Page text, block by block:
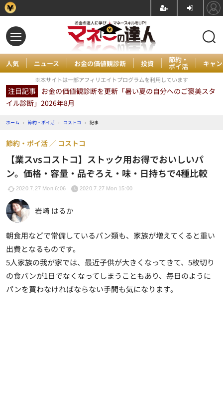
人気 ニュース お金の価値観診断 投資 節約・
ポイ活 キャ
※本サイトは一部アフィリエイトプログラムを利用しています
注目記事 お金の価値観診断を更新「暑い夏の自分へのご褒美スタ
イル診断」2026年8月
ホーム › 節約・ポイ活 › コストコ › 記事
【業スvsコストコ】ストック用お得でおいしいパ
ン。価格・容量・品ぞろえ・味・日持ちで4種比較
節約・ポイ活 コストコ
2020.7.27 Mon 6:06 2020.7.27 Mon 15:00
岩崎 はるか
朝食用などで常備しているパン類も、家族が増えてくると重い
出費となるものです。
5人家族の我が家では、最近子供が大きくなってきて、5枚切り
の食パンが1日でなくなってしまうこともあり、毎日のように
パンを買わなければならない手間も気になります。